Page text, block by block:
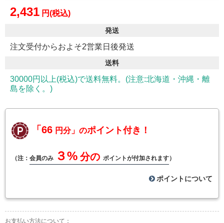
2,431 円(税込)
発送
注文受付からおよそ2営業日後発送
送料
30000円以上(税込)で送料無料。(注意:北海道・沖縄・離
島を除く。)
「66 円分」のポイント付き！
（注： 会員のみ ３% 分の ポイントが付加されます）
ポイントについて
お支払い方法について：